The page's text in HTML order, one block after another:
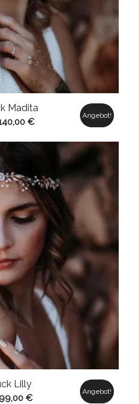
Madita
€
€Aktueller
140,00 €.
Angebot!
Lilly
99,00 €Aktueller
Angebot!